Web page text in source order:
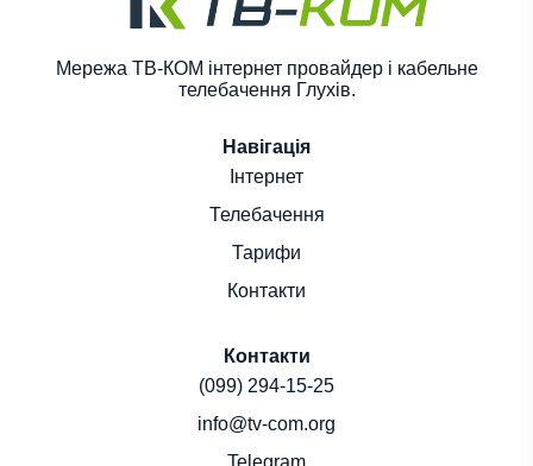
Мережа ТВ-КОМ інтернет провайдер і кабельне
телебачення Глухів.
Навігація
Інтернет
Телебачення
Тарифи
Контакти
Контакти
(099) 294-15-25
info@tv-com.org
Telegram